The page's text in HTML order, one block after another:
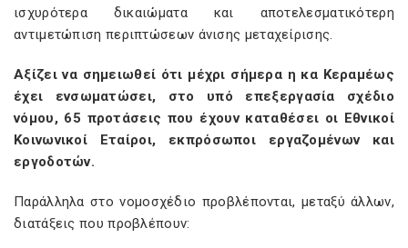
ισχυρότερα δικαιώματα και αποτελεσματικότερη
αντιμετώπιση περιπτώσεων άνισης μεταχείρισης.
Αξίζει να σημειωθεί ότι μέχρι σήμερα η κα Κεραμέως
έχει ενσωματώσει, στο υπό επεξεργασία σχέδιο
νόμου, 65 προτάσεις που έχουν καταθέσει οι Εθνικοί
Κοινωνικοί Εταίροι, εκπρόσωποι εργαζομένων και
εργοδοτών.
Παράλληλα στο νομοσχέδιο προβλέπονται, μεταξύ άλλων,
διατάξεις που προβλέπουν: